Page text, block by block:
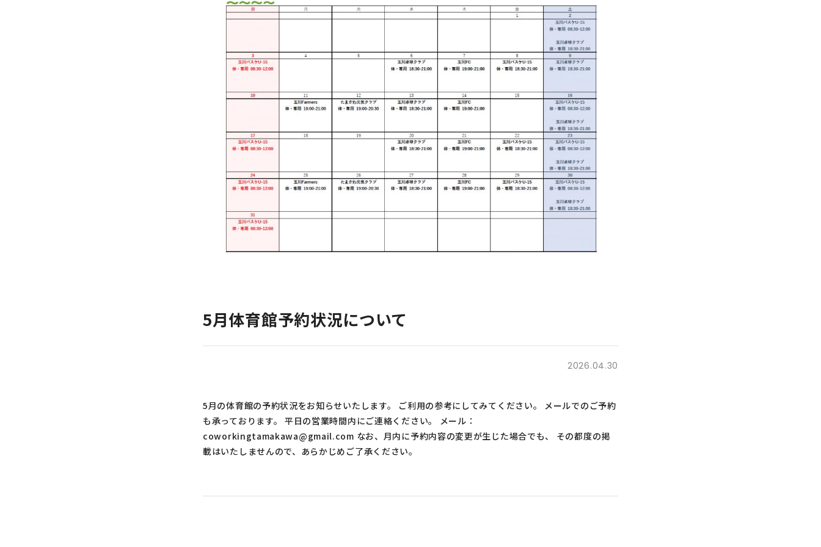
5月体育館予約状況について
2026.04.30
5月の体育館の予約状況をお知らせいたします。 ご利用の参考にしてみてください。 メールでのご予約
も承っております。 平日の営業時間内にご連絡ください。 メール：
coworkingtamakawa@gmail.com なお、月内に予約内容の変更が生じた場合でも、 その都度の掲
載はいたしませんので、あらかじめご了承ください。